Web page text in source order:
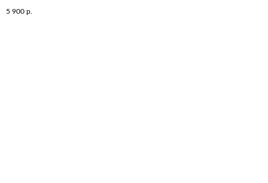
5 900 р.